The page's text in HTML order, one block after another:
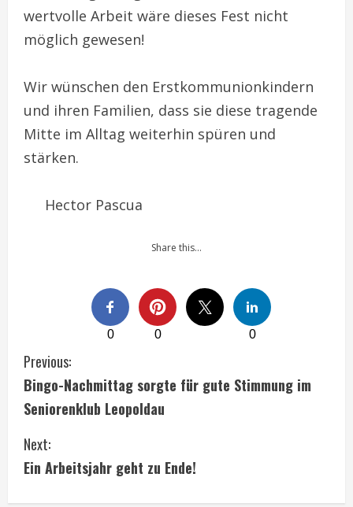
wertvolle Arbeit wäre dieses Fest nicht
möglich gewesen!
Wir wünschen den Erstkommunionkindern
und ihren Familien, dass sie diese tragende
Mitte im Alltag weiterhin spüren und
stärken.
Hector Pascua
Share this…
0 0 0
C
o
n
t
i
Previous:
Bingo-Nachmittag sorgte für gute Stimmung im
Seniorenklub Leopoldau
Next:
Ein Arbeitsjahr geht zu Ende!